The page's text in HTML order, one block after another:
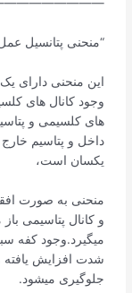
“منحنی پتانسیل
این منحنی دارای
وجود کانال های
های کلسیمی و
داخل و پتاسیم خارج
یکسان است،
منحنی به صورت
و کانال پتاسیمی
میگیرد.وجود کفه
شدت افزایش
جلوگیری میشود.